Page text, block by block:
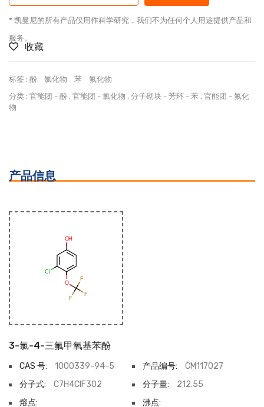
* 凯曼尼的所有产品仅用作科学研究，我们不为任何个人用途提供产品和
服务。
收藏
标签 : 酚 氯化物 苯
氟化物
分类 : 官能团 - 酚 , 官能团 - 氯化物 , 分子砌块 - 芳环 - 苯 , 官能团 - 氟化
物
产品信息
3-氯-4-三氟甲氧基苯酚
CAS 号: 1000339-94-5 产品编号:
CM117027
分子式:
C7H4ClF3O2 分子量:
212.55
熔点:
沸点: